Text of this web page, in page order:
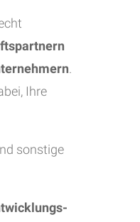
Ihre
sonstige